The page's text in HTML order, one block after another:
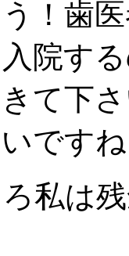
！歯
入院す
て下
です
私は